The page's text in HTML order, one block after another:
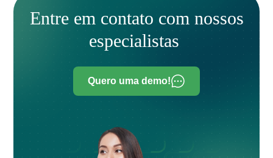
Entre em contato com nossos
especialistas
Quero uma demo!